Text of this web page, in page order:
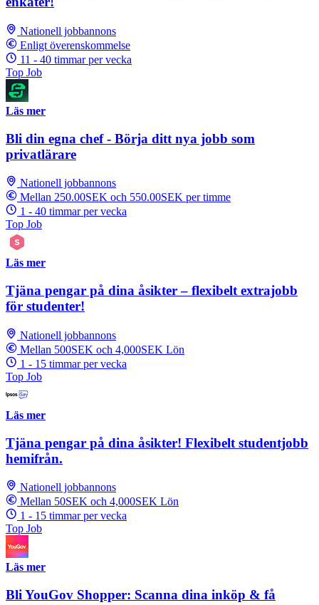
Nationell jobbannons
Enligt överenskommelse
11 - 40 timmar per vecka
Top Job
Läs mer
Bli din egna chef - Börja ditt nya jobb som
privatlärare
Nationell jobbannons
Mellan 250.00SEK och 550.00SEK per timme
1 - 40 timmar per vecka
Top Job
Läs mer
Tjäna pengar på dina åsikter – flexibelt extrajobb
för studenter!
Nationell jobbannons
Mellan 500SEK och 4,000SEK Lön
1 - 15 timmar per vecka
Top Job
Läs mer
Tjäna pengar på dina åsikter! Flexibelt studentjobb
hemifrån.
Nationell jobbannons
Mellan 50SEK och 4,000SEK Lön
1 - 15 timmar per vecka
Top Job
Läs mer
Bli YouGov Shopper: Scanna dina inköp & få